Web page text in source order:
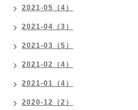
2021-05（4）
2021-04（3）
2021-03（5）
2021-02（4）
2021-01（4）
2020-12（2）